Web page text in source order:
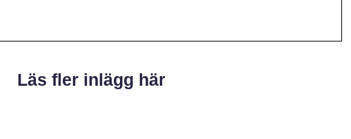
Läs fler inlägg här